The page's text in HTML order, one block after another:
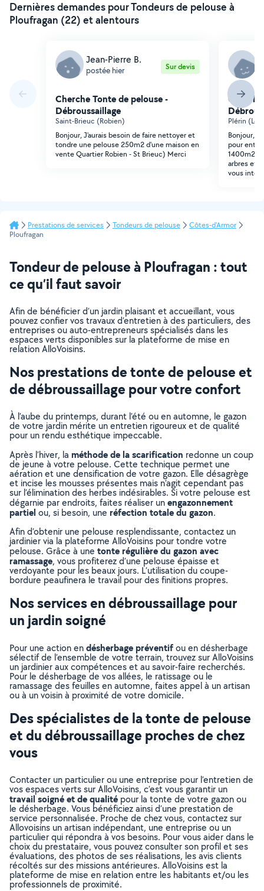
Dernières demandes pour Tondeurs de pelouse à
Ploufragan (22) et alentours
Jean-Pierre B.
postée hier Sur devis
Cherche Tonte de pelouse -
Débroussaillage
Saint-Brieuc (Robien)
Bonjour, J'aurais besoin de faire nettoyer et
tondre une pelouse 250m2 d'une maison en
vente Quartier Robien - St Brieuc) Merci
Plérin (Le
Bonjour,
pour
1400m2 a
arbres et
vous
Prestations de services Tondeurs de pelouse
Côtes-d'Armor
Ploufragan
Tondeur de pelouse à Ploufragan : tout
ce qu’il faut savoir
Afin de bénéficier d’un jardin plaisant et accueillant, vous
pouvez confier vos travaux d’entretien à des particuliers, des
entreprises ou auto-entrepreneurs spécialisés dans les
espaces verts disponibles sur la plateforme de mise en
relation AlloVoisins.
Nos prestations de tonte de pelouse et
de débroussaillage pour votre confort
À l’aube du printemps, durant l’été ou en automne, le gazon
de votre jardin mérite un entretien rigoureux et de qualité
pour un rendu esthétique impeccable.
Après l’hiver, la méthode de la scarification redonne un coup
de jeune à votre pelouse. Cette technique permet une
aération et une densification de votre gazon. Elle désagrège
et incise les mousses présentes mais n’agit cependant pas
sur l’élimination des herbes indésirables. Si votre pelouse est
dégarnie par endroits, faites réaliser unengazonnement
partiel ou, si besoin, une réfection totale du gazon.
Afin d’obtenir une pelouse resplendissante, contactez un
jardinier via la plateforme AlloVoisins pour tondre votre
pelouse. Grâce à une tonte régulière du gazon avec
ramassage, vous profiterez d’une pelouse épaisse et
verdoyante pour les beaux jours. L’utilisation du coupe-
bordure peaufinera le travail pour des finitions propres.
Nos services en débroussaillage pour
un jardin soigné
Pour une action endésherbage préventifou en désherbage
sélectif de l’ensemble de votre terrain, trouvez sur AlloVoisins
un jardinier aux compétences et au savoir-faire recherchés.
Pour le désherbage de vos allées, le ratissage ou le
ramassage des feuilles en automne, faites appel à un artisan
ou à un voisin à proximité de votre domicile.
Des spécialistes de la tonte de pelouse
et du débroussaillage proches de chez
vous
Contacter un particulier ou une entreprise pour l’entretien de
vos espaces verts sur AlloVoisins, c’est vous garantir un
travail soigné et de qualité pour la tonte de votre gazon ou
le désherbage. Vous bénéficiez ainsi d’une prestation de
service personnalisée. Proche de chez vous, contactez sur
Allovoisins un artisan indépendant, une entreprise ou un
particulier qui répondra à vos besoins. Pour vous aider dans le
choix du prestataire, vous pouvez consulter son profil et ses
évaluations, des photos de ses réalisations, les avis clients
récoltés sur des missions antérieures. AlloVoisins est la
plateforme de mise en relation entre les habitants et/ou les
professionnels de proximité.